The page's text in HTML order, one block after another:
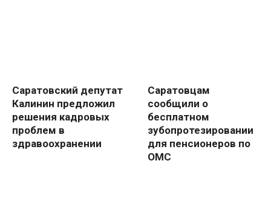
Саратовский депутат
Калинин предложил
решения кадровых
проблем в
здравоохранении
Саратовцам
сообщили о
бесплатном
зубопротезировании
для пенсионеров по
ОМС